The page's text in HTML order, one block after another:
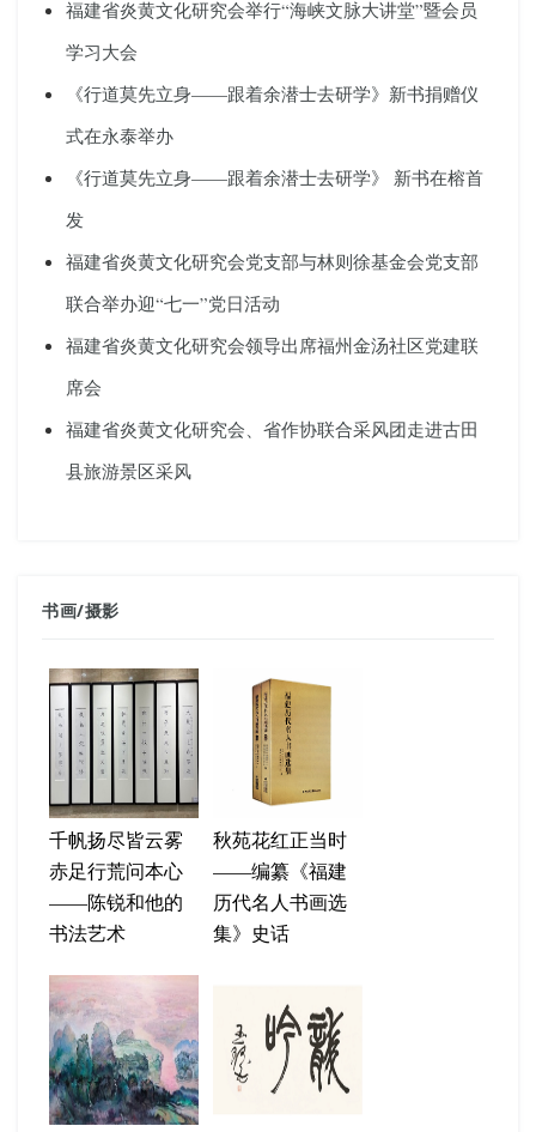
福建省炎黄文化研究会举行“海峡文脉大讲堂”暨会员
学习大会
《行道莫先立身——跟着余潜士去研学》新书捐赠仪
式在永泰举办
《行道莫先立身——跟着余潜士去研学》 新书在榕首
发
福建省炎黄文化研究会党支部与林则徐基金会党支部
联合举办迎“七一”党日活动
福建省炎黄文化研究会领导出席福州金汤社区党建联
席会
福建省炎黄文化研究会、省作协联合采风团走进古田
县旅游景区采风
书画/摄影
千帆扬尽皆云雾
赤足行荒问本心
——陈锐和他的
书法艺术
秋苑花红正当时
——编纂《福建
历代名人书画选
集》史话